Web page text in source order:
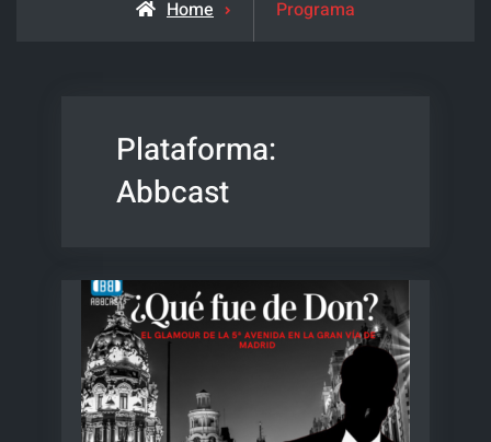
Home Programa
Plataforma:
Abbcast